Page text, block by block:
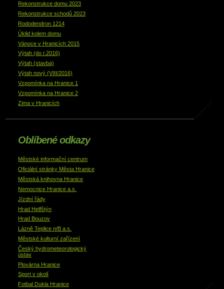
Rekonstrukce domu 2023
Rekonstrukce schodů 2023
Rododendron 1214
Úklid kolem domu
Vánoce v Hranicích 2015
Výtah (do r.2016)
Výtah (stavba)
Výtah nový (VIII/2016)
Vzpomínka na Hranice 1
Vzpomínka na Hranice 2
Zima v Hranicích
Oblíbené odkazy
Městské informační centrum
Oficiální stránky Města Hranice
Městská knihovna Hranice
Nemocnice Hranice a.s.
Jízdní řády
Hrad Helfštýn
Hrad Bouzov
Lázně Teplice n/B a.s.
Městské kulturní zařízení
Český hydrometeorologický
ústav
Plovárna Hranice
Sport v okolí
Fotbal Dukla Hranice